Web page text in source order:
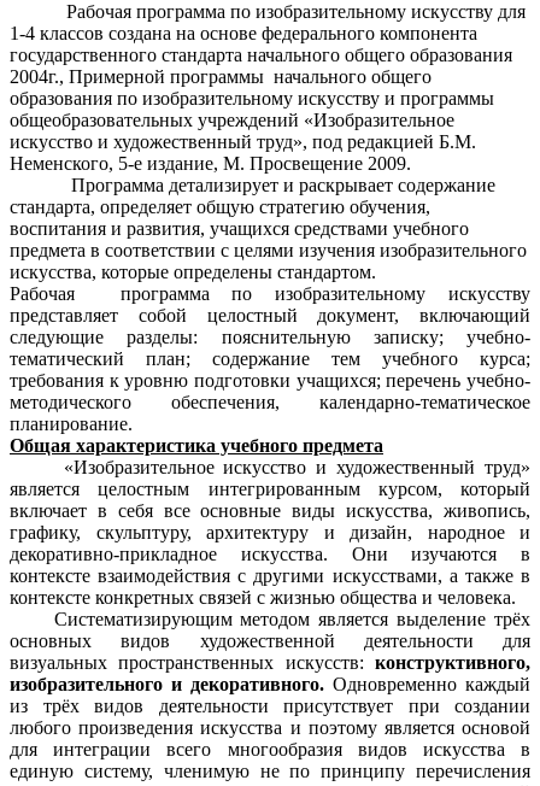
Рабочая программа по изобразительному искусству для
1-4 классов создана на основе федерального компонента
государственного стандарта начального общего образования
2004г., Примерной программы начального общего
образования по изобразительному искусству и программы
общеобразовательных учреждений «Изобразительное
искусство и художественный труд», под редакцией Б.М.
Неменского, 5-е издание, М. Просвещение 2009.
Программа детализирует и раскрывает содержание
стандарта, определяет общую стратегию обучения,
воспитания и развития, учащихся средствами учебного
предмета в соответствии с целями изучения изобразительного
искусства, которые определены стандартом.
Рабочая программа по изобразительному искусству
представляет собой целостный документ, включающий
следующие разделы: пояснительную записку; учебно-
тематический план; содержание тем учебного курса;
требования к уровню подготовки учащихся; перечень учебно-
методического обеспечения, календарно-тематическое
планирование.
Общая характеристика учебного предмета
«Изобразительное искусство и художественный труд»
является целостным интегрированным курсом, который
включает в себя все основные виды искусства, живопись,
графику, скульптуру, архитектуру и дизайн, народное и
декоративно-прикладное искусства. Они изучаются в
контексте взаимодействия с другими искусствами, а также в
контексте конкретных связей с жизнью общества и человека.
Систематизирующим методом является выделение трёх
основных видов художественной деятельности для
визуальных пространственных искусств: конструктивного,
изобразительного и декоративного. Одновременно каждый
из трёх видов деятельности присутствует при создании
любого произведения искусства и поэтому является основой
для интеграции всего многообразия видов искусства в
единую систему, членимую не по принципу перечисления